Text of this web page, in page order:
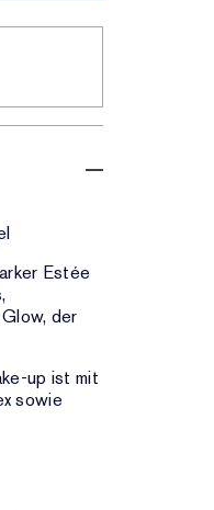
Estée
der
up ist mit
sowie